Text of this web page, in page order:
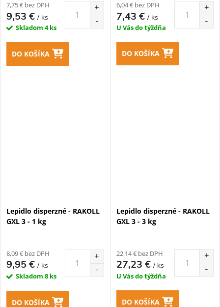
7,75 € bez DPH
9,53 €/ ks
Skladom 4 ks
DO KOŠÍKA
6,04 € bez DPH
7,43 €/ ks
U Vás do týždňa
DO KOŠÍKA
Lepidlo disperzné - RAKOLL
GXL 3 - 1 kg
8,09 € bez DPH
9,95 €/ ks
Skladom 8 ks
DO KOŠÍKA
Lepidlo disperzné - RAKOLL
GXL 3 - 3 kg
22,14 € bez DPH
27,23 €/ ks
U Vás do týždňa
DO KOŠÍKA